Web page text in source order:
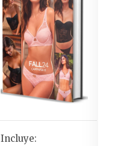
Incluye: